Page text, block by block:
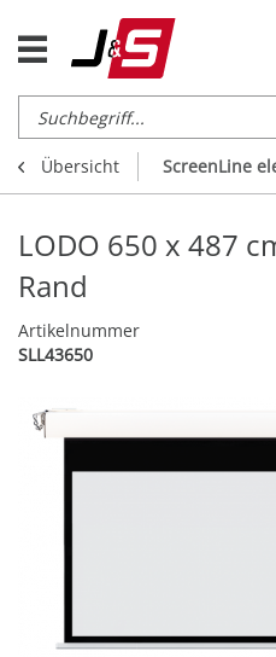
Übersicht ScreenLine
LODO 650 x 487
Rand
Artikelnummer
SLL43650